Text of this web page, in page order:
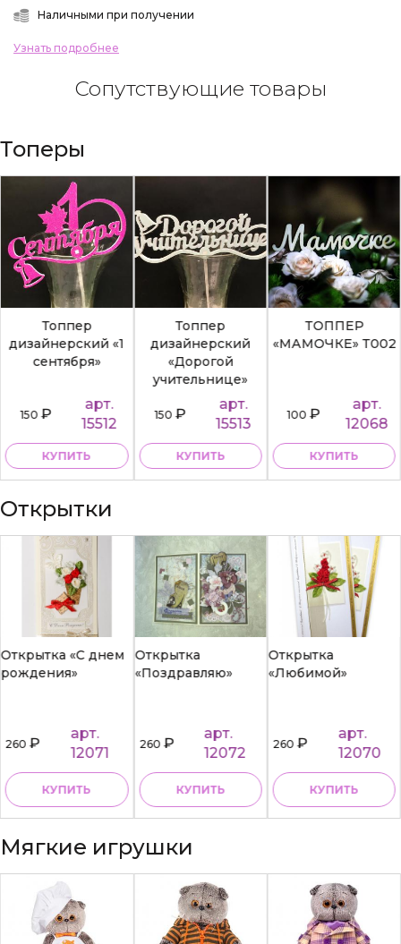
Наличными при получении
Узнать подробнее
Сопутствующие товары
Топеры
Топпер
дизайнерский «1
сентября»
150₽
арт.
15512
КУПИТЬ
Топпер
дизайнерский
«Дорогой
учительнице»
150₽
арт.
15513
КУПИТЬ
ТОППЕР
«МАМОЧКЕ» Т002
100₽
арт.
12068
КУПИТЬ
Открытки
Открытка «С днем
рождения»
260₽
арт.
12071
КУПИТЬ
Открытка
«Поздравляю»
260₽
арт.
12072
КУПИТЬ
Открытка
«Любимой»
260₽
арт.
12070
КУПИТЬ
Мягкие игрушки